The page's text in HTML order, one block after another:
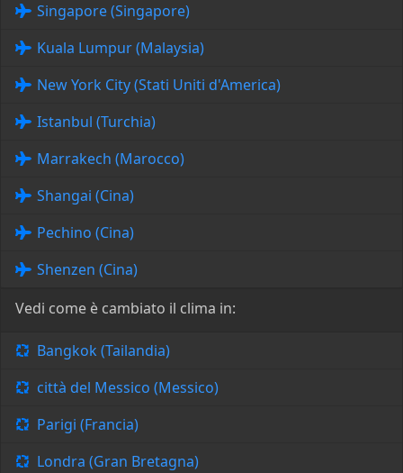
Singapore (Singapore)
Kuala Lumpur (Malaysia)
New York City (Stati Uniti d'America)
Istanbul (Turchia)
Marrakech (Marocco)
Shangai (Cina)
Pechino (Cina)
Shenzen (Cina)
Vedi come è cambiato il clima in:
Bangkok (Tailandia)
città del Messico (Messico)
Parigi (Francia)
Londra (Gran Bretagna)